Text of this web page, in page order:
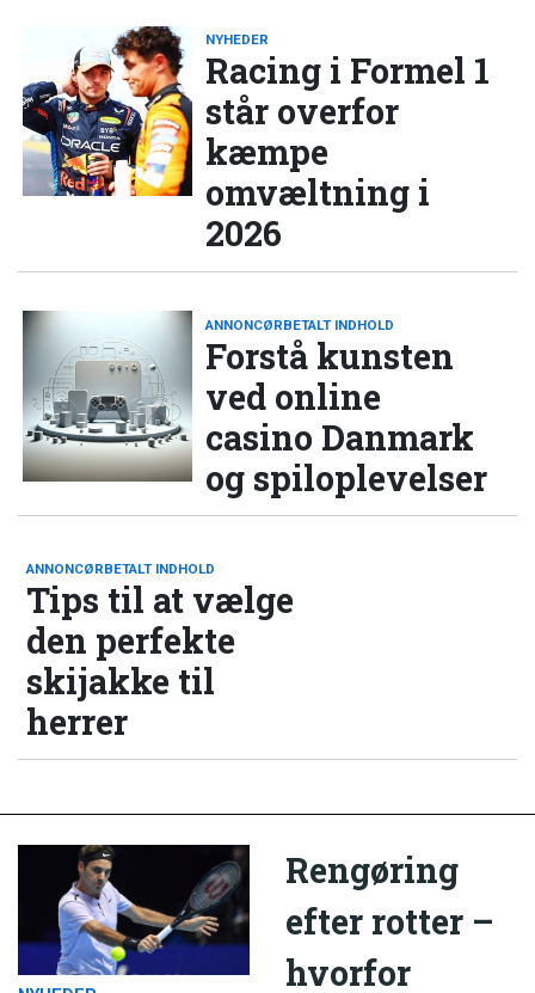
NYHEDER
Racing i Formel 1
står overfor
kæmpe
omvæltning i
2026
ANNONCØRBETALT INDHOLD
Forstå kunsten
ved online
casino Danmark
og spiloplevelser
ANNONCØRBETALT INDHOLD
Tips til at vælge
den perfekte
skijakke til
herrer
Rengøring
efter rotter –
hvorfor